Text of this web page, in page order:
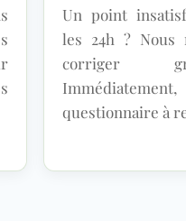
Un point
les 24h ? Nous
corriger
questionnaire à